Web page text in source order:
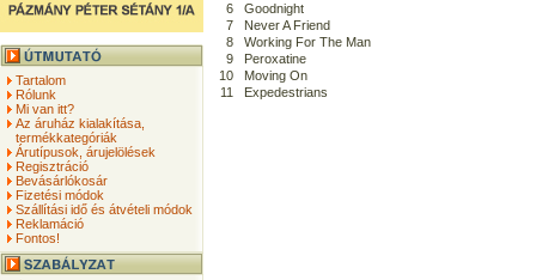
Tartalom
Rólunk
Mi van itt?
Az áruház kialakítása,
termékkategóriák
Árutípusok, árujelölések
Regisztráció
Bevásárlókosár
Fizetési módok
Szállítási idő és átvételi módok
Reklamáció
Fontos!
6
Goodnight
7
Never A Friend
8
Working For The Man
9
Peroxatine
10
Moving On
11
Expedestrians